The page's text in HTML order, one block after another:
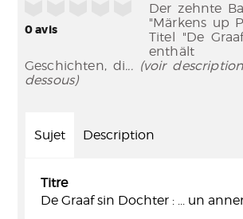
0avis
Der zehnte
"Märkens up
Titel "De
enthält
Geschichten, di... (voir
dessous)
Sujet Description
Titre
De Graaf sin Dochter : ... un